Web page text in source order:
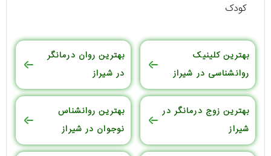
کودک
بهترین کلینیک
روانشناسی در شیراز
بهترین روان درمانگر
در شیراز
بهترین زوج درمانگر در
شیراز
بهترین روانشناس
نوجوان در شیراز